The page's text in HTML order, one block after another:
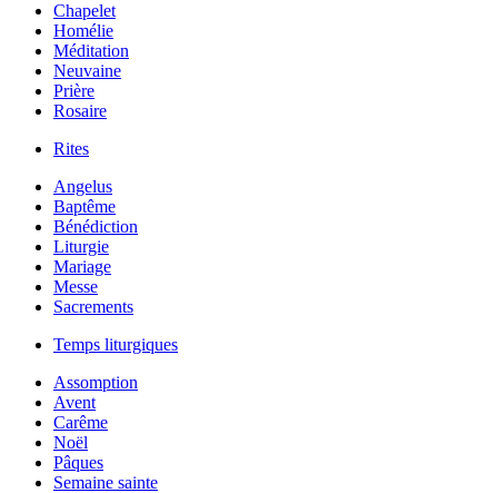
Chapelet
Homélie
Méditation
Neuvaine
Prière
Rosaire
Rites
Angelus
Baptême
Bénédiction
Liturgie
Mariage
Messe
Sacrements
Temps liturgiques
Assomption
Avent
Carême
Noël
Pâques
Semaine sainte